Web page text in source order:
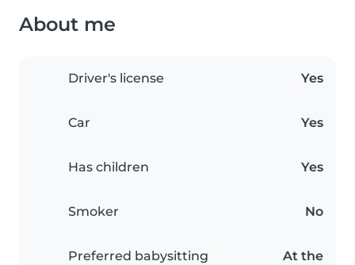
About me
Driver's license Yes
Car Yes
Has children Yes
Smoker No
Preferred babysitting
At the